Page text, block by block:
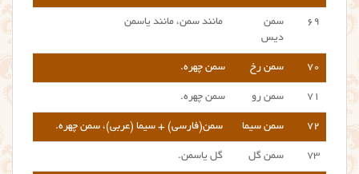
۶۹
سمن
دیس
مانند سمن، مانند یاسمن
۷۰ سمن رخ سمن چهره.
۷۱ سمن رو سمن چهره.
۷۲ سمن سیما سمن(فارسی) + سیما (عربی)، سمن چهره.
۷۳ سمن گل گل یاسمن.